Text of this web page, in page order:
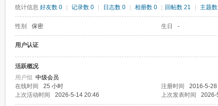
统计信息 好友数 0 记录数 0 日志数 0 相册数 0 回帖数 21 主题
性别 保密 生日 -
用户认证
活跃概况
用户组 中级会员
在线时间
25 小时 注册时间
2016-5-
上次活动时间
2026-5-14 20:46 上次发表时间 2026-